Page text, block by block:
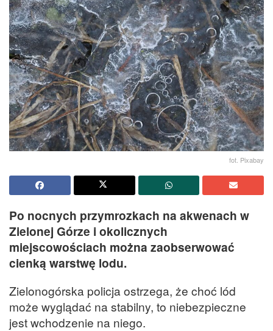
fot. Pixabay
Po nocnych przymrozkach na akwenach w
Zielonej Górze i okolicznych
miejscowościach można zaobserwować
cienką warstwę lodu.
Zielonogórska policja ostrzega, że choć lód
może wyglądać na stabilny, to niebezpieczne
jest wchodzenie na niego.